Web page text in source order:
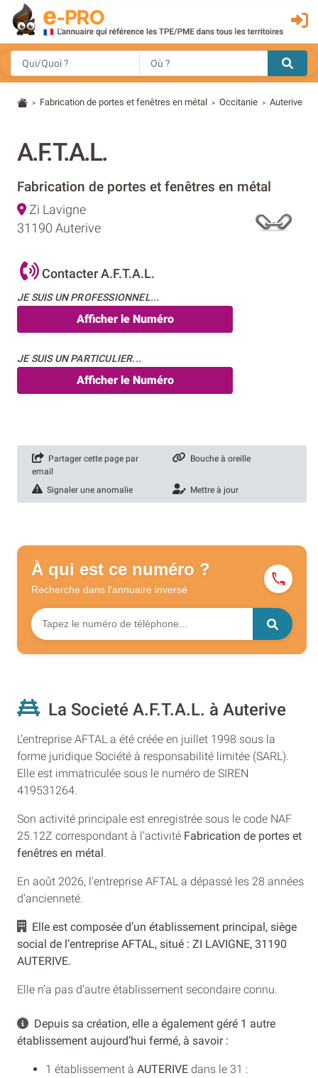
> Fabrication de portes et fenêtres en métal > Occitanie > Auterive
A.F.T.A.L.
Fabrication de portes et fenêtres en métal
Zi Lavigne
31190 Auterive
Contacter A.F.T.A.L.
JE SUIS UN PROFESSIONNEL...
Afficher le Numéro
JE SUIS UN PARTICULIER...
Afficher le Numéro
Partager cette page par
email
Bouche à oreille
Signaler une anomalie Mettre à jour
À qui est ce numéro ?
Recherche dans l'annuaire inversé
La Societé A.F.T.A.L. à Auterive
L’entreprise AFTAL a été créée en juillet 1998 sous la
forme juridique Société à responsabilité limitée (SARL).
Elle est immatriculée sous le numéro de SIREN
419531264.
Son activité principale est enregistrée sous le code NAF
25.12Z correspondant à l’activité Fabrication de portes et
fenêtres en métal
En août 2026, l'entreprise AFTAL a dépassé les 28 années
d’ancienneté.
Elle est composée d’un établissement principal, siège
social de l’entreprise AFTAL, situé : ZI LAVIGNE, 31190
AUTERIVE.
Elle n’a pas d’autre établissement secondaire connu.
Depuis sa création, elle a également géré 1 autre
établissement aujourd’hui fermé, à savoir :
1 établissement à AUTERIVE dans le 31 :